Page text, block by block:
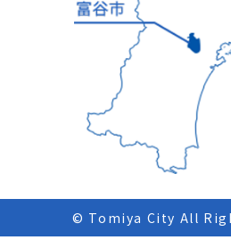
© Tomiya City All